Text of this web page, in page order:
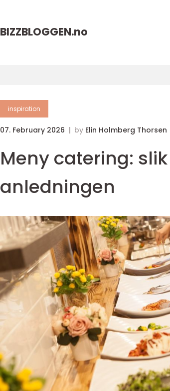
BIZZBLOGGEN.no
inspiration
07. February 2026 by Elin Holmberg Thorsen
Meny catering:
anledningen